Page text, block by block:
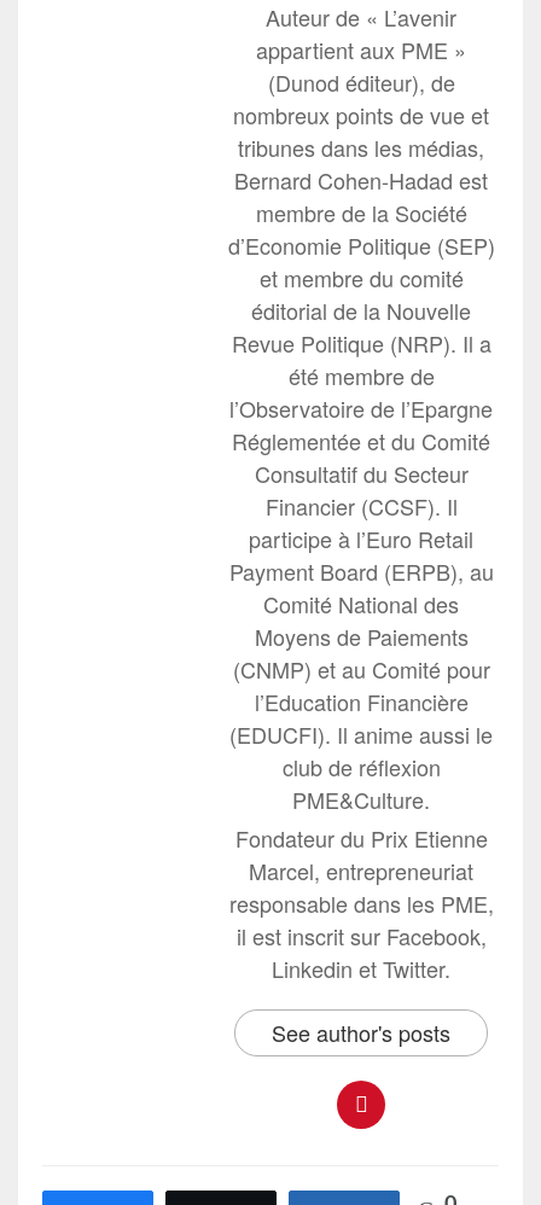
Auteur de « L’avenir
appartient aux PME »
(Dunod éditeur), de
nombreux points de vue et
tribunes dans les médias,
Bernard Cohen-Hadad est
membre de la Société
d’Economie Politique (SEP)
et membre du comité
éditorial de la Nouvelle
Revue Politique (NRP). Il a
été membre de
l’Observatoire de l’Epargne
Réglementée et du Comité
Consultatif du Secteur
Financier (CCSF). Il
participe à l’Euro Retail
Payment Board (ERPB), au
Comité National des
Moyens de Paiements
(CNMP) et au Comité pour
l’Education Financière
(EDUCFI). Il anime aussi le
club de réflexion
PME&Culture.
Fondateur du Prix Etienne
Marcel, entrepreneuriat
responsable dans les PME,
il est inscrit sur Facebook,
Linkedin et Twitter.
See author's posts